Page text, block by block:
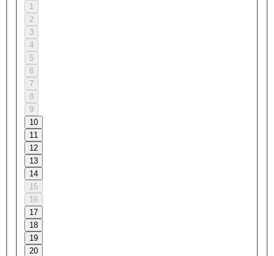
1
2
3
4
5
6
7
8
9
10
11
12
13
14
15
16
17
18
19
20